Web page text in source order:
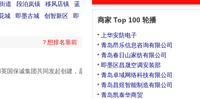
道 段泊岚镇 移风店镇
蓝
城 即墨古城 创智新区
即
？想排名靠前
国保诚集团共同发起创建，是
商家 Top 100 轮播
上华安防电子
青岛昂乐信息咨询有限公司
青岛春日山家纺有限公司
即墨区昌晟空调安装部
青岛卓域网络科技有限公司
青岛昌煜智能制造有限公司
青岛凯泰华商贸